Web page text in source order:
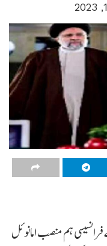
ہم منصب امانوئل